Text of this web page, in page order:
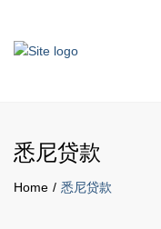
悉尼贷款
Home 悉尼贷款